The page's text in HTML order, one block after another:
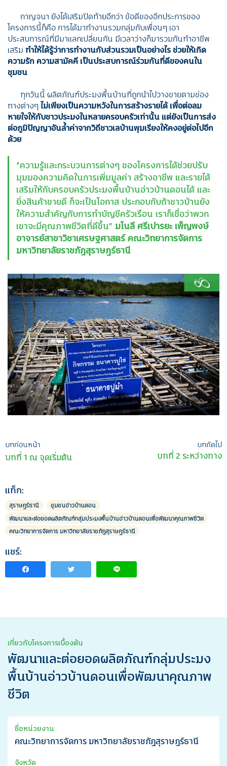
กาญจนา ยังได้เสริมปิดท้ายอีกว่า ข้อดีของอีกประการของ
โครงการนี้ก็คือ การได้มาทำงานรวมกลุ่มกับเพื่อนๆ เอา
ประสบการณ์ที่มีมาแลกเปลี่ยนกัน มีเวลาว่างก็มารวมกันทำอาชีพ
เสริม ทำให้ได้รู้ว่าการทำงานกับส่วนรวมเป็นอย่างไร ช่วยให้เกิด
ความรัก ความสามัคคี เป็นประสบการณ์ร่วมกันที่ดีของคนใน
ชุมชน
ทุกวันนี้ ผลิตภัณฑ์ประมงพื้นบ้านที่ถูกนำไปวางขายตามช่อง
ทางต่างๆไม่เพียงเป็นความหวังในการสร้างรายได้ เพื่อต่อลม
หายใจให้กับชาวประมงในหลายครอบครัวเท่านั้น แต่ยังเป็นการส่ง
ต่อภูมิปัญญาอันล้ำค่าจากวิถีชาวเลบ้านพุมเรียงให้คงอยู่ต่อไปอีก
ด้วย
“ความรู้และกระบวนการต่างๆ ของโครงการได้ช่วยปรับ
มุมมองความคิดในการเพิ่มมูลค่า สร้างอาชีพ และรายได้
เสริมให้กับครอบครัวประมงพื้นบ้านอ่าวบ้านดอนได้ และ
ยิ่งสินค้าขายดี ก็จะเป็นโอกาส ประกอบกับถ้าชาวบ้านยัง
ให้ความสำคัญกับการทำบัญชีครัวเรือน เราก็เชื่อว่าพวก
เขาจะมีคุณภาพชีวิตที่ดีขึ้น” มโนลี ศรีเปารยะ เพ็ญพงษ์
อาจารย์สาขาวิชาเศรษฐศาสตร์ คณะวิทยาการจัดการ
มหาวิทยาลัยราชภัฏสุราษฎร์ธานี
เมนู
นำทาง
เรื่อง
บทก่อนหน้า
บทที่ 1 ณ จุดเริ่มต้น
บทถัดไป
บทที่ 2 ระหว่างทาง
แท็ก:
สุราษฎร์ธานี
ชุมชนอ่าวบ้านดอน
พัฒนาและต่อยอดผลิตภัณฑ์กลุ่มประมงพื้นบ้านอ่าวบ้านดอนเพื่อพัฒนาคุณภาพชีวิต
คณะวิทยาการจัดการ มหาวิทยาลัยราชภัฏสุราษฎร์ธานี
แชร์:
เกี่ยวกับโครงการเบื้องต้น
พัฒนาและต่อยอดผลิตภัณฑ์กลุ่มประมง
พื้นบ้านอ่าวบ้านดอนเพื่อพัฒนาคุณภาพ
ชีวิต
ชื่อหน่วยงาน
คณะวิทยาการจัดการ มหาวิทยาลัยราชภัฏสุราษฎร์ธานี
จังหวัด